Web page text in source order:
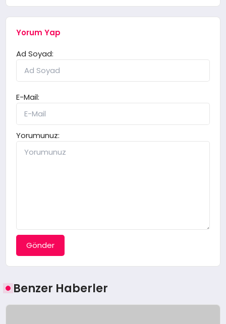
Yorum Yap
Ad Soyad:
E-Mail:
Yorumunuz:
Gönder
Benzer Haberler